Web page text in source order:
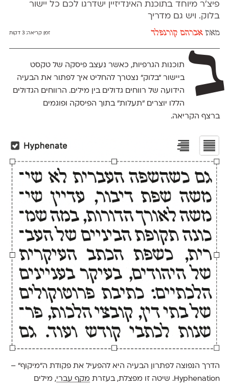
פיצ׳ר מיוחד בתוכנת האינדיזיין ישדרגו לכם כל יישור
בלוק. ויש גם מדריך
מאת אברהם קורנפלד זמן קריאה:3 דקות
ב
תוכנות הגרפיות, כאשר נעצב פיסקה של טקסט
ביישור ״בלוק״ נצטרך להחליט איך לפתור את הבעיה
הידועה של רווחים גדולים בין מילים. הרווחים הגדולים
הללו יוצרים ״תעלות״ בתוך הפיסקה ופוגמים
ברצף הקריאה.
הדרך הנפוצה לפתרון הבעיה היא להפעיל את פקודת ה״מיקוף״ –
Hyphenation. שיטה זו מפצלת, בעזרת
מקף עברי, מילים